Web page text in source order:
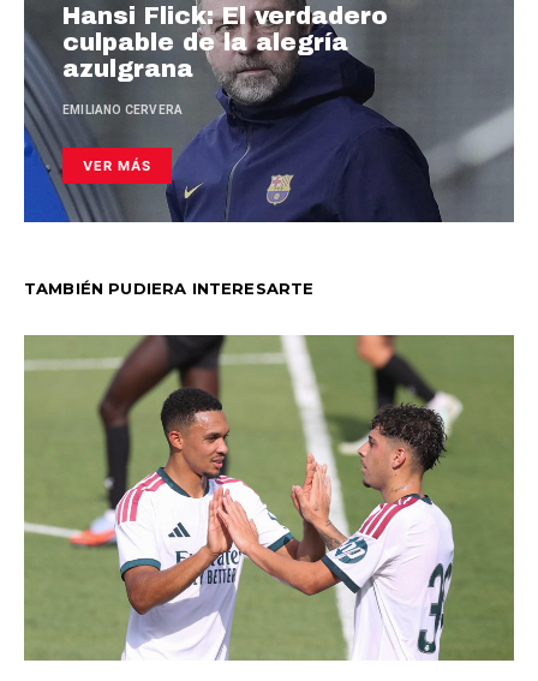
Hansi Flick: El verdadero
culpable de la alegría
azulgrana
EMILIANO CERVERA
VER MÁS
TAMBIÉN PUDIERA INTERESARTE